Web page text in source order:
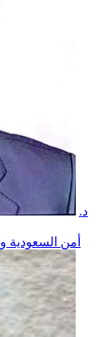
د.
أمن السعودية